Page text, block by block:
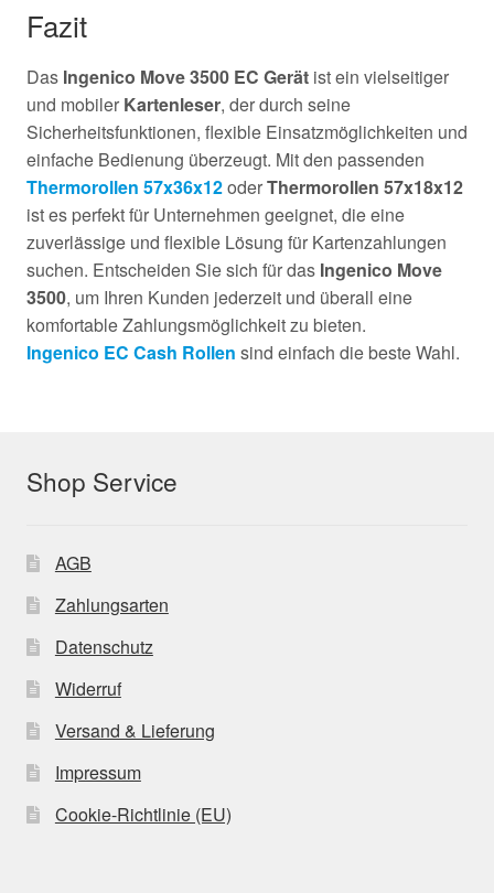
Fazit
Das Ingenico Move 3500 EC Gerät ist ein vielseitiger
und mobiler Kartenleser, der durch seine
Sicherheitsfunktionen, flexible Einsatzmöglichkeiten und
einfache Bedienung überzeugt. Mit den passenden
Thermorollen 57x36x12oderThermorollen 57x18x12
ist es perfekt für Unternehmen geeignet, die eine
zuverlässige und flexible Lösung für Kartenzahlungen
suchen. Entscheiden Sie sich für das Ingenico Move
3500, um Ihren Kunden jederzeit und überall eine
komfortable Zahlungsmöglichkeit zu bieten.
Ingenico EC Cash Rollen sind einfach die beste Wahl.
Shop Service
AGB
Zahlungsarten
Datenschutz
Widerruf
Versand & Lieferung
Impressum
Cookie-Richtlinie (EU)